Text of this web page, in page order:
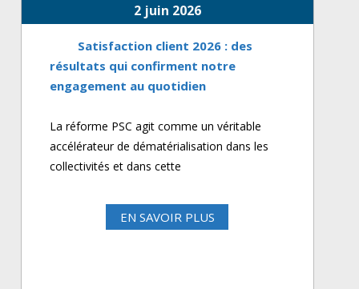
2 juin 2026
Satisfaction client 2026 : des
résultats qui confirment notre
engagement au quotidien
La réforme PSC agit comme un véritable
accélérateur de dématérialisation dans les
collectivités et dans cette
EN SAVOIR PLUS